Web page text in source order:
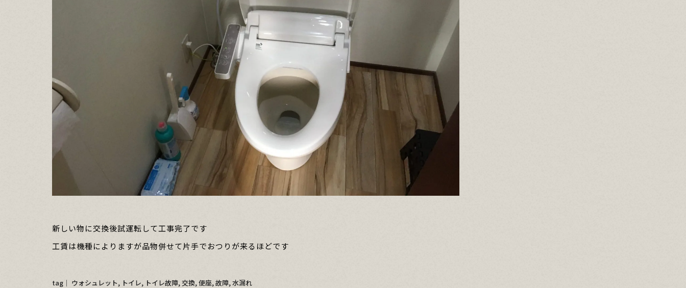
新しい物に交換後試運転して工事完了です
工賃は機種によりますが品物併せて片手でおつりが来るほどです
tag│ ウォシュレット, トイレ, トイレ故障,交換,便座,故障,水漏れ